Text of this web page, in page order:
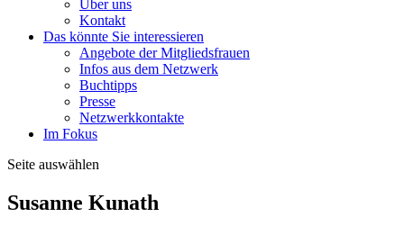
Über uns
Kontakt
Das könnte Sie interessieren
Angebote der Mitgliedsfrauen
Infos aus dem Netzwerk
Buchtipps
Presse
Netzwerkkontakte
Im Fokus
Seite auswählen
Susanne Kunath